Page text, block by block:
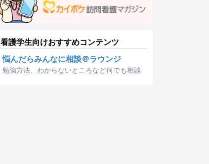
看護学生向けおすすめコンテンツ
悩んだらみんなに相談＠ラウンジ
勉強方法、わからないところなど何でも相談